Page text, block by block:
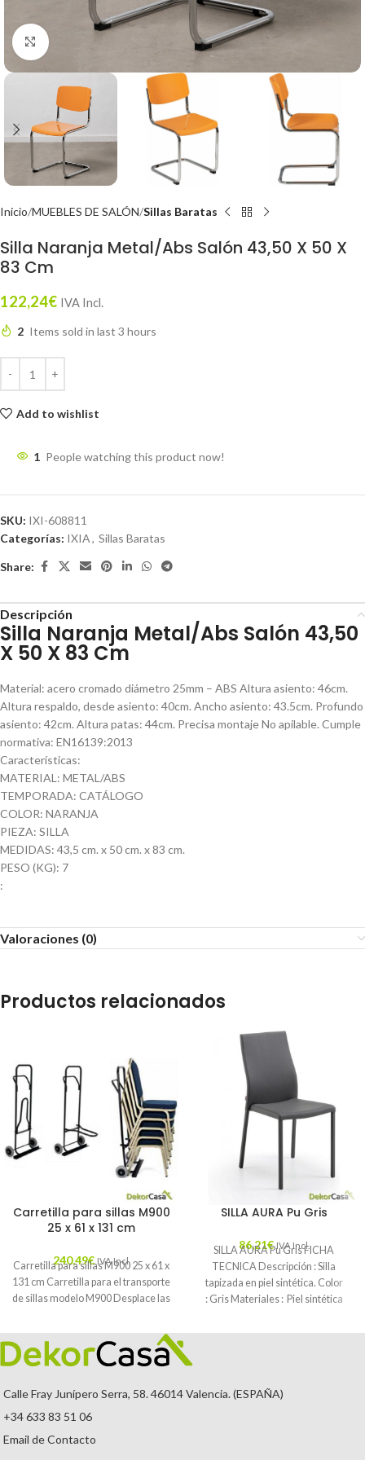
Click to enlarge
Inicio MUEBLES DE SALÓN Sillas Baratas
Silla Naranja Metal/Abs Salón 43,50 X 50 X
83 Cm
122,24€ IVA Incl.
2 Items sold in last 3 hours
Add to wishlist
1 People watching this product now!
SKU: IXI-608811
Categorías: IXIA, Sillas Baratas
Share:
Descripción
Silla Naranja Metal/Abs Salón 43,50
X 50 X 83 Cm
Material: acero cromado diámetro 25mm – ABS Altura asiento: 46cm.
Altura respaldo, desde asiento: 40cm. Ancho asiento: 43.5cm. Profundo
asiento: 42cm. Altura patas: 44cm. Precisa montaje No apilable. Cumple
normativa: EN16139:2013
Características:
MATERIAL: METAL/ABS
TEMPORADA: CATÁLOGO
COLOR: NARANJA
PIEZA: SILLA
MEDIDAS: 43,5 cm. x 50 cm. x 83 cm.
PESO (KG): 7
:
Valoraciones (0)
Productos relacionados
Carretilla para sillas M900
25 x 61 x 131 cm
240,49€ IVA Incl.
Carretilla para sillas M900 25 x 61 x
131 cm Carretilla para el transporte
de sillas modelo M900 Desplace las
SILLA AURA Pu Gris
86,21€ IVA Incl.
SILLA AURA Pu Gris FICHA
TECNICA Descripción : Silla
tapizada en piel sintética. Color
: Gris Materiales : Piel sintética
Calle Fray Junípero Serra, 58. 46014 Valencia. (ESPAÑA)
+34 633 83 51 06
Email de Contacto